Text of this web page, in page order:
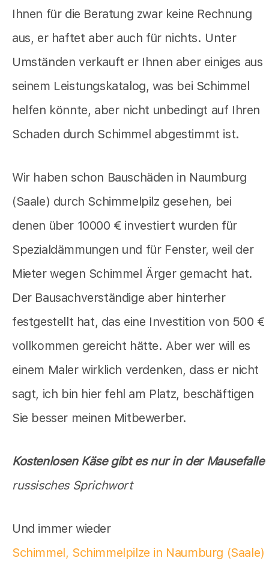
Ihnen für die Beratung zwar keine Rechnung
aus, er haftet aber auch für nichts. Unter
Umständen verkauft er Ihnen aber einiges aus
seinem Leistungskatalog, was bei Schimmel
helfen könnte, aber nicht unbedingt auf Ihren
Schaden durch Schimmel abgestimmt ist.
Wir haben schon Bauschäden in Naumburg
(Saale) durch Schimmelpilz gesehen, bei
denen über 10000 € investiert wurden für
Spezialdämmungen und für Fenster, weil der
Mieter wegen Schimmel Ärger gemacht hat.
Der Bausachverständige aber hinterher
festgestellt hat, das eine Investition von 500 €
vollkommen gereicht hätte. Aber wer will es
einem Maler wirklich verdenken, dass er nicht
sagt, ich bin hier fehl am Platz, beschäftigen
Sie besser meinen Mitbewerber.
Kostenlosen Käse gibt es nur in der Mausefalle
russisches Sprichwort
Und immer wieder
Schimmel, Schimmelpilze in Naumburg (Saale)